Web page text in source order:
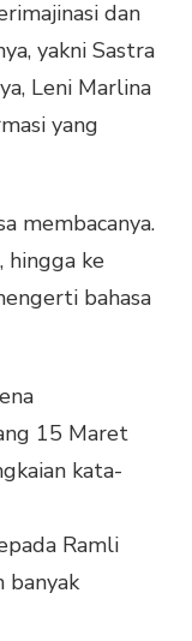
dan
yakni Sastra
Leni Marlina
yang
membacanya.
hingga ke
bahasa
15 Maret
kata-
Ramli
banyak